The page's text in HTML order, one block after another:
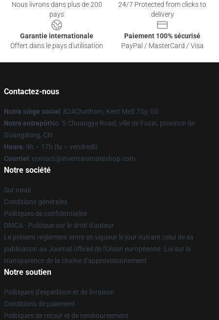
Nous livrons dans plus de 200
pays
24/7 Protected from clicks to
delivery
Garantie internationale
Offert dans le pays d'utilisation
Paiement 100% sécurisé
PayPal / MasterCard / Visa
Contactez-nous
Notre siège social : 824Chatham, Kent Me5 7Sy, Gb
Notre entrepôtNo. 5 Chuangye Road, ville de Fuxin, province de
Guangdong, CN
Heure: 9h – 17h (lu – vendredi)
Courriel : contact@inventanimateshop.com
Notre société
Sur nous
Conditions générales
Politiques de confidentialité
DMCA - Politique sur le droit d'auteur
Le présent règlement entre en vigueur le jour suivant celui de sa
publication au Journal officiel de l'Union européenne. Loi sur la
transparence de la chaîne d'approvisionnement
Notre soutien
Politiques d'expédition et de livraison
Conditions de paiement
Politiques de retour et de remboursement